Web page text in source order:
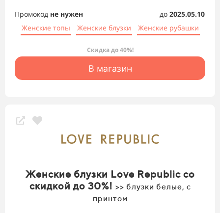
Промокод не нужен до 2025.05.10
Женские топы
Женские блузки Женские рубашки
Скидка до 40%!
В магазин
Женские блузки Love Republic со
скидкой до 30%! >> блузки белые, с
принтом